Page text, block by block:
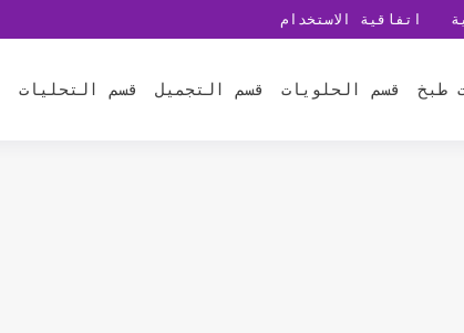
اتفاقية الاستخدام
طبخ قسم الحلويات قسم التجميل قسم التحليات